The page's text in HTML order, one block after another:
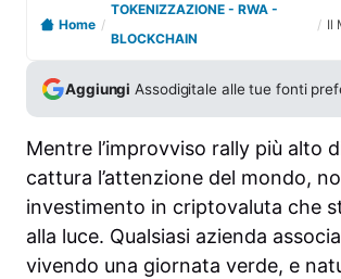
Home /
TOKENIZZAZIONE - RWA -
BLOCKCHAIN
/
Aggiungi Assodigitale alle tue fonti
Mentre l’improvviso rally più alto
cattura l’attenzione del mondo,
investimento in criptovaluta che
alla luce. Qualsiasi azienda
vivendo una giornata verde, e